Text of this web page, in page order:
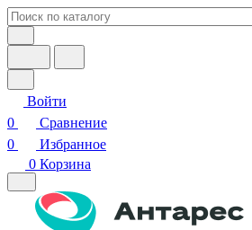
Войти
0
Сравнение
0
Избранное
0 Корзина